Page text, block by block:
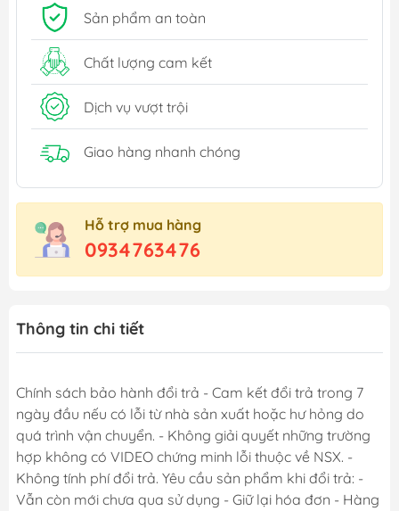
Sản phẩm an toàn
Chất lượng cam kết
Dịch vụ vượt trội
Giao hàng nhanh chóng
Hỗ trợ mua hàng
0934763476
Thông tin chi tiết
Chính sách bảo hành đổi trả - Cam kết đổi trả trong 7
ngày đầu nếu có lỗi từ nhà sản xuất hoặc hư hỏng do
quá trình vận chuyển. - Không giải quyết những trường
hợp không có VIDEO chứng minh lỗi thuộc về NSX. -
Không tính phí đổi trả. Yêu cầu sản phẩm khi đổi trả: -
Vẫn còn mới chưa qua sử dụng - Giữ lại hóa đơn - Hàng